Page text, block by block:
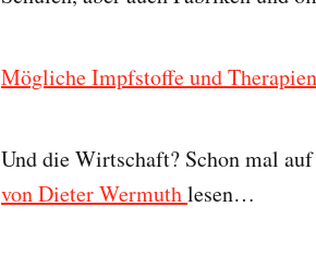
Mögliche Impfstoffe und
Und die Wirtschaft? Schon mal
von Dieter Wermuthlesen…